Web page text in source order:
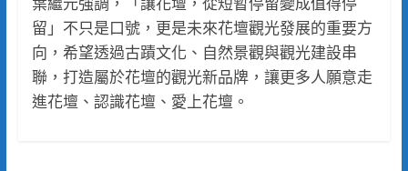
留」不只是口號，更是未來花壇觀光發展的重要方
向，希望透過古蹟文化、自然景觀與觀光建設串
聯，打造屬於花壇的觀光新品牌，讓更多人願意走
進花壇、認識花壇、愛上花壇。